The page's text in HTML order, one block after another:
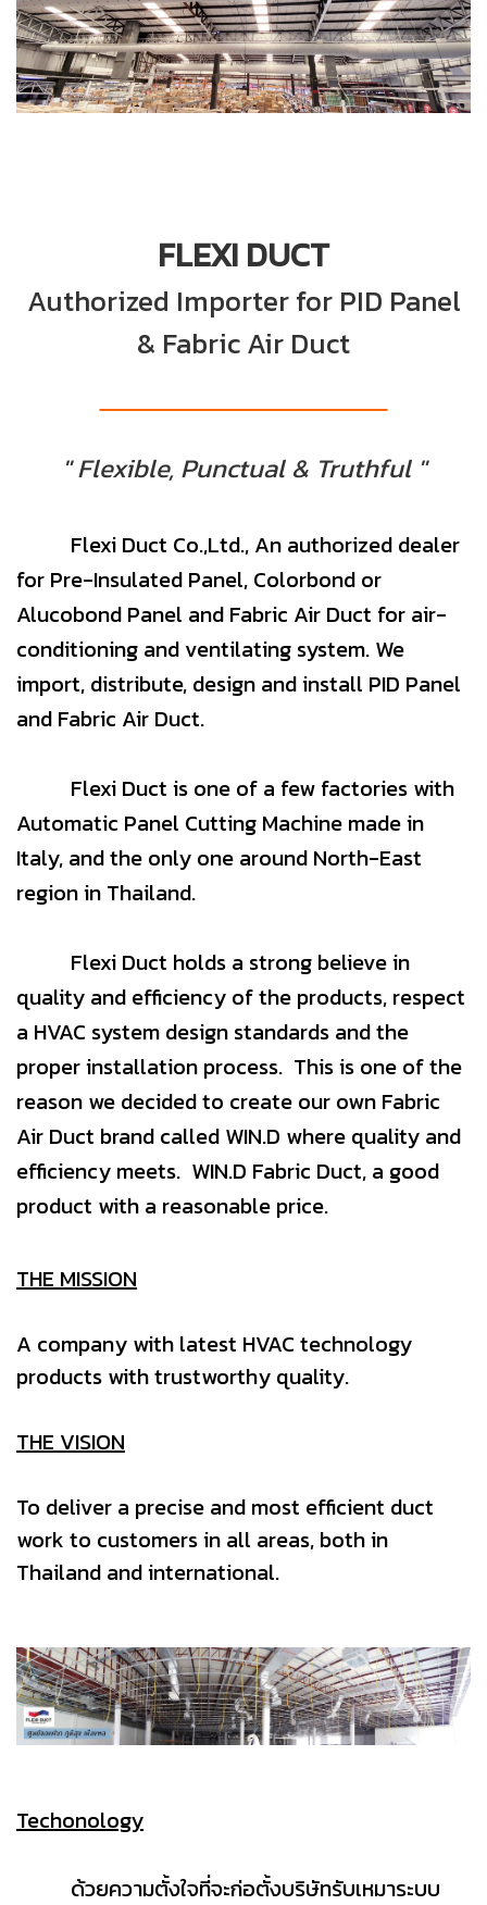
FLEXI DUCT
Authorized Importer for PID Panel
& Fabric Air Duct
" Flexible, Punctual & Truthful "
Flexi Duct Co.,Ltd., An authorized dealer
for Pre-Insulated Panel, Colorbond or
Alucobond Panel and Fabric Air Duct for air-
conditioning and ventilating system. We
import, distribute, design and install PID Panel
and Fabric Air Duct.
Flexi Duct is one of a few factories with
Automatic Panel Cutting Machine made in
Italy, and the only one around North-East
region in Thailand.
Flexi Duct holds a strong believe in
quality and efficiency of the products, respect
a HVAC system design standards and the
proper installation process. This is one of the
reason we decided to create our own Fabric
Air Duct brand called WIN.D where quality and
efficiency meets. WIN.D Fabric Duct, a good
product with a reasonable price.
THE MISSION
A company with latest HVAC technology
products with trustworthy quality.
THE VISION
To deliver a precise and most efficient duct
work to customers in all areas, both in
Thailand and international.
Techonology
ด้วยความตั้งใจที่จะก่อตั้งบริษัทรับเหมาระบบ